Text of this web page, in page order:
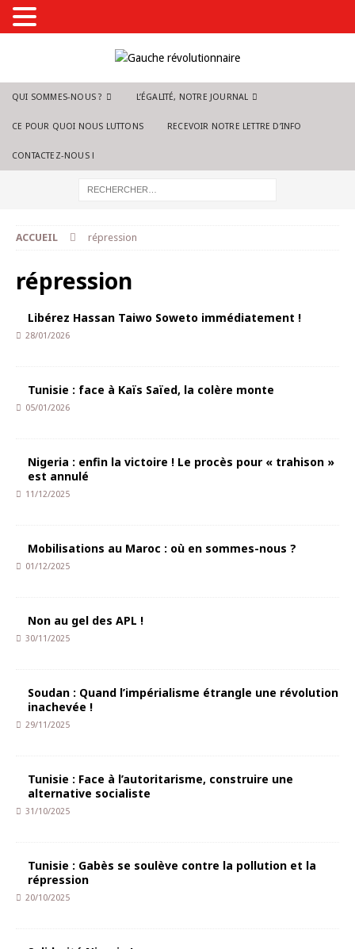
QUI SOMMES-NOUS ? L’ÉGALITÉ, NOTRE JOURNAL
CE POUR QUOI NOUS LUTTONS RECEVOIR NOTRE LETTRE D’INFO
CONTACTEZ-NOUS !
ACCUEIL répression
répression
Libérez Hassan Taiwo Soweto immédiatement !
28/01/2026
Tunisie : face à Kaïs Saïed, la colère monte
05/01/2026
Nigeria : enfin la victoire ! Le procès pour « trahison »
est annulé
11/12/2025
Mobilisations au Maroc : où en sommes-nous ?
01/12/2025
Non au gel des APL !
30/11/2025
Soudan : Quand l’impérialisme étrangle une révolution
inachevée !
29/11/2025
Tunisie : Face à l’autoritarisme, construire une
alternative socialiste
31/10/2025
Tunisie : Gabès se soulève contre la pollution et la
répression
20/10/2025